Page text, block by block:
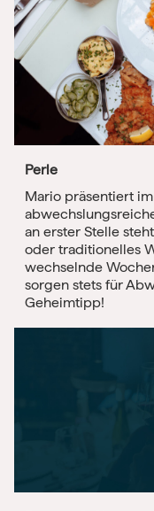
Perle
Mario präsentiert
an erster Stelle
oder traditionelles
wechselnde
sorgen stets für
Geheimtipp!